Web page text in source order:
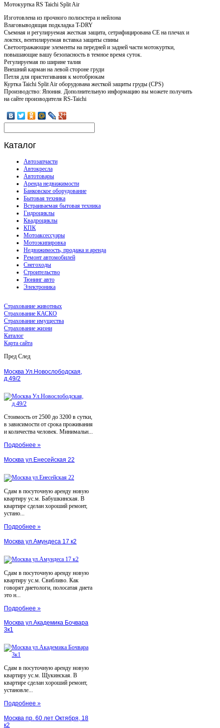
Мотокуртка RS Taichi Split Air
Изготовлена из прочного полиэстера и нейлона
Влаговыводящая подкладка T-DRY
Съемная и регулируемая жесткая защита, сетрифицирована CE на плечах и
локтях, вентилируемая вставка защиты спины
Светоотражающие элементы на передней и задней части мотокуртки,
повышающие вашу безопасность в темное время суток.
Регулируемая по ширине талия
Внешний карман на левой стороне груди
Петля для пристегивания к мотобрюкам
Куртка Taichi Split Air оборудована жесткой защиты груды (CPS)
Производство: Япония. Дополнительную информацию вы можете получить
на сайте производителя RS-Taichi
Каталог
Автозапчасти
Автокресла
Автотовары
Аренда недвижимости
Банковское оборудование
Бытовая техника
Встраиваемая бытовая техника
Гидроциклы
Квадроциклы
КПК
Мотоаксессуары
Мотоэкипировка
Недвижимость, продажа и аренда
Ремонт автомобилей
Снегоходы
Строительство
Тюнинг авто
Электроника
Страхование животных
Страхование КАСКО
Страхование имущества
Страхование жизни
Каталог
Карта сайта
Пред След
Москва Ул.Новослободская,
д.49/2
Стоимость от 2500 до 3200 в сутки,
в зависимости от срока проживания
и количества человек. Минимальн...
Подробнее »
Москва ул.Енесейская 22
Сдам в посуточную аренду новую
квартиру ус.м. Бабушкинская. В
квартире сделан хороший ремонт,
устано...
Подробнее »
Москва ул.Амундеса 17 к2
Сдам в посуточную аренду новую
квартиру ус.м. Свибливо. Как
говорят диетологи, полосатая диета
это н...
Подробнее »
Москва ул.Академика Бочвара
3к1
Сдам в посуточную аренду новую
квартиру ус.м. Щукинская. В
квартире сделан хороший ремонт,
установле...
Подробнее »
Москва пр. 60 лет Октября, 18
к2